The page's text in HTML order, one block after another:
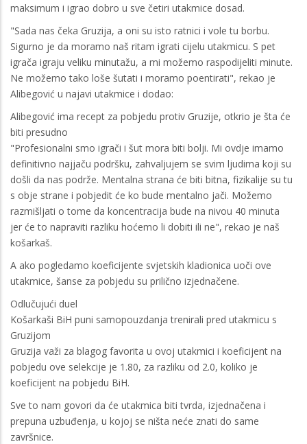
maksimum i igrao dobro u sve četiri utakmice dosad.
"Sada nas čeka Gruzija, a oni su isto ratnici i vole tu borbu.
Sigurno je da moramo naš ritam igrati cijelu utakmicu. S pet
igrača igraju veliku minutažu, a mi možemo raspodijeliti minute.
Ne možemo tako loše šutati i moramo poentirati", rekao je
Alibegović u najavi utakmice i dodao:
Alibegović ima recept za pobjedu protiv Gruzije, otkrio je šta će
biti presudno
"Profesionalni smo igrači i šut mora biti bolji. Mi ovdje imamo
definitivno najjaču podršku, zahvaljujem se svim ljudima koji su
došli da nas podrže. Mentalna strana će biti bitna, fizikalije su tu
s obje strane i pobjedit će ko bude mentalno jači. Možemo
razmišljati o tome da koncentracija bude na nivou 40 minuta
jer će to napraviti razliku hoćemo li dobiti ili ne", rekao je naš
košarkaš.
A ako pogledamo koeficijente svjetskih kladionica uoči ove
utakmice, šanse za pobjedu su prilično izjednačene.
Odlučujući duel
Košarkaši BiH puni samopouzdanja trenirali pred utakmicu s
Gruzijom
Gruzija važi za blagog favorita u ovoj utakmici i koeficijent na
pobjedu ove selekcije je 1.80, za razliku od 2.0, koliko je
koeficijent na pobjedu BiH.
Sve to nam govori da će utakmica biti tvrda, izjednačena i
prepuna uzbuđenja, u kojoj se ništa neće znati do same
završnice.